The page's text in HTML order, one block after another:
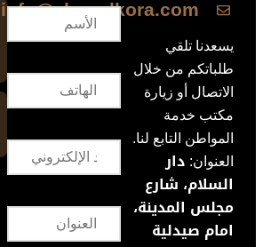
info@ahmedkora.com
يسعدنا تلقي
طلباتكم من خلال
الاتصال أو زيارة
مكتب خدمة
المواطن التابع لنا.
العنوان: دار
السلام، شارع
مجلس المدينة،
امام صيدلية